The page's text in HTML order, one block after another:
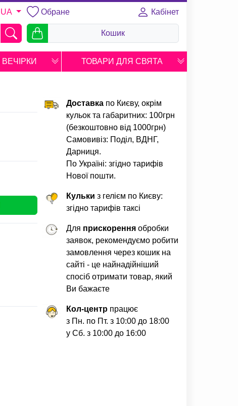
UA Обране
Кабінет
Кошик
ТОВАРИ ДЛЯ СВЯТА
Доставкапо Києву, окрім
кульок та габаритних: 100грн
(безкоштовно від 1000грн)
Самовивіз: Поділ, ВДНГ,
Дарниця.
По Україні: згідно тарифів
Нової пошти.
Кульки з гелієм по Києву:
згідно тарифів таксі
Для прискоренняобробки
заявок, рекомендуємо робити
замовлення через кошик на
сайті - це найнадійніший
спосіб отримати товар, який
Ви бажаєте
Кол-центрпрацює
з Пн. по Пт. з 10:00 до 18:00
у Сб. з 10:00 до 16:00